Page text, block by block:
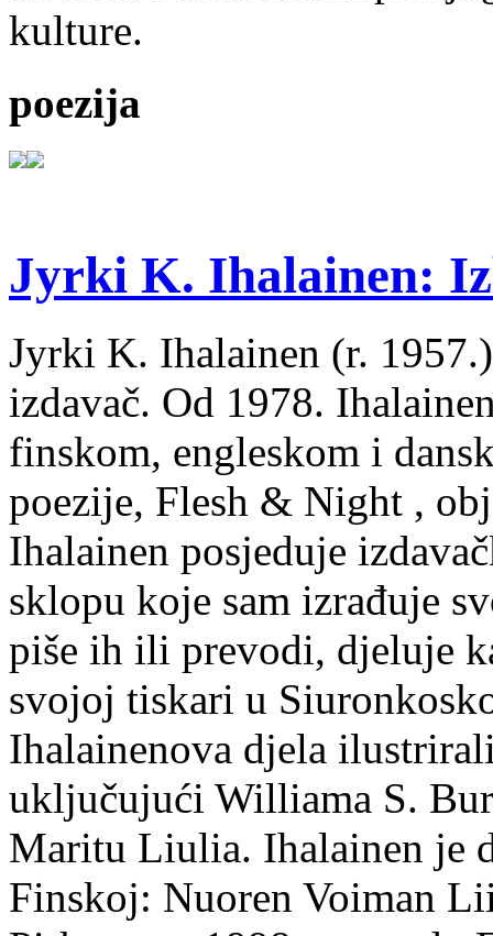
kulture.
poezija
Jyrki K. Ihalainen:
Jyrki K. Ihalainen (r.
izdavač. Od 1978.
finskom, engleskom i
poezije, Flesh & Night ,
Ihalainen posjeduje
sklopu koje sam izrađuje
piše ih ili prevodi, djeluje
svojoj tiskari u
Ihalainenova djela
uključujući Williama S.
Maritu Liulia. Ihalainen je
Finskoj: Nuoren Voiman